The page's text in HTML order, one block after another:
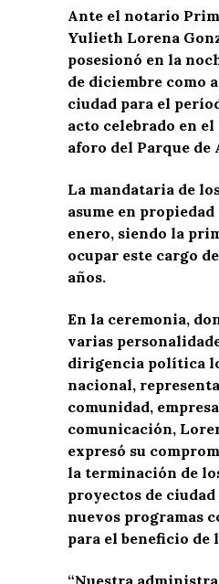
Ante el notario
Yulieth Lorena
posesionó en la
de diciembre como
ciudad para el
acto celebrado en
aforo del Parque de
La mandataria de
asume en propiedad
enero, siendo la
ocupar este cargo
años.
En la ceremonia,
varias
dirigencia política
nacional,
comunidad,
comunicación,
expresó su
la terminación de
proyectos de
nuevos programas
para el beneficio de
“Nuestra